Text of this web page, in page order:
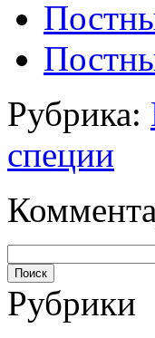
Рубрика:
специи
Рубрики